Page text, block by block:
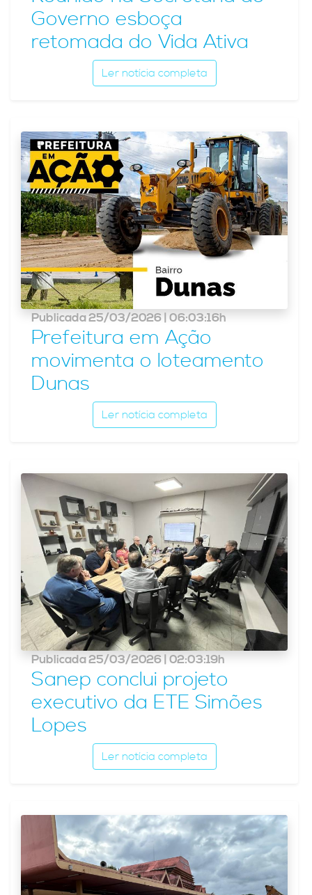
Governo esboça
retomada do Vida Ativa
Ler notícia completa
Publicada 25/03/2026 | 06:03:16h
Prefeitura em Ação
movimenta o loteamento
Dunas
Ler notícia completa
Publicada 25/03/2026 | 02:03:19h
Sanep conclui projeto
executivo da ETE Simões
Lopes
Ler notícia completa